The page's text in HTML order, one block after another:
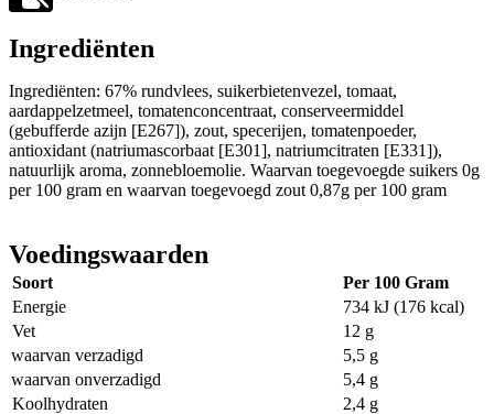
Ingrediënten
Ingrediënten: 67% rundvlees, suikerbietenvezel, tomaat,
aardappelzetmeel, tomatenconcentraat, conserveermiddel
(gebufferde azijn [E267]), zout, specerijen, tomatenpoeder,
antioxidant (natriumascorbaat [E301], natriumcitraten [E331]),
natuurlijk aroma, zonnebloemolie. Waarvan toegevoegde suikers 0g
per 100 gram en waarvan toegevoegd zout 0,87g per 100 gram
Voedingswaarden
Soort
Per 100 Gram
Energie
734 kJ (176 kcal)
Vet
12 g
waarvan verzadigd
5,5 g
waarvan onverzadigd
5,4 g
Koolhydraten
2,4 g